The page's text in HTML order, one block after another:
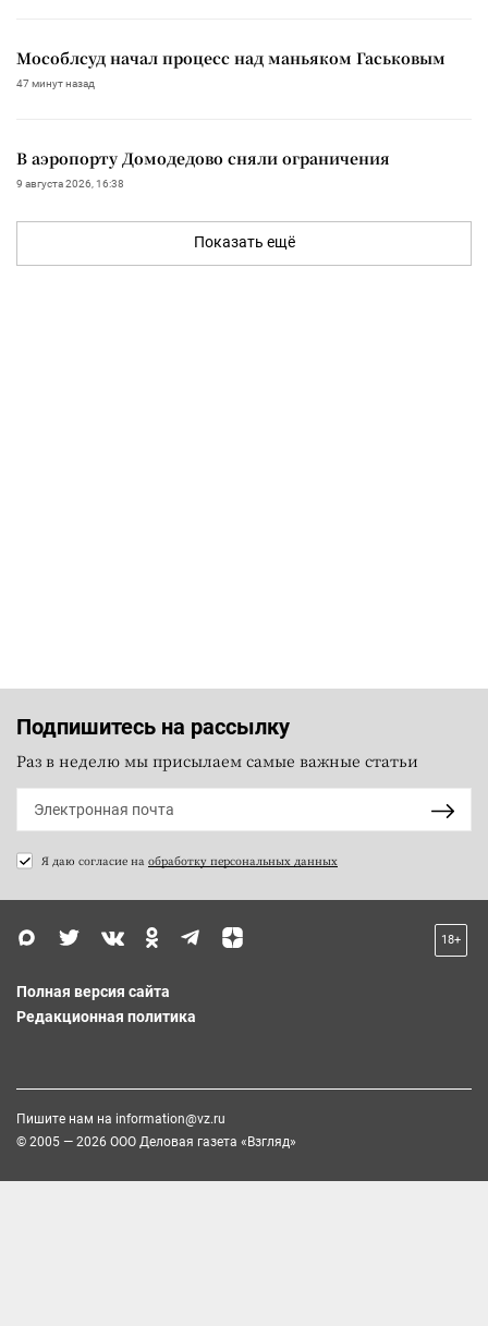
Мособлсуд начал процесс над маньяком Гаськовым
47 минут назад
В аэропорту Домодедово сняли ограничения
9 августа 2026, 16:38
Показать ещё
Подпишитесь на рассылку
Раз в неделю мы присылаем самые важные статьи
Я даю согласие на обработку персональных данных
18+
Полная версия сайта
Редакционная политика
Пишите нам на information@vz.ru
© 2005 — 2026 ООО Деловая газета «Взгляд»